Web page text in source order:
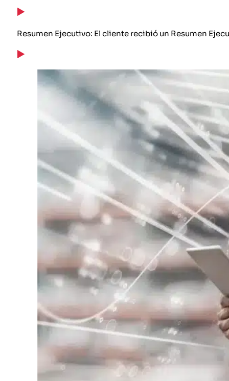
Resumen Ejecutivo: El cliente recibió un Resumen